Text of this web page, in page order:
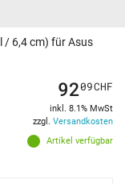
/ 6,4 cm) für Asus
Artikel verfügbar
9209CHF
inkl. 8.1% MwSt
zzgl. Versandkosten